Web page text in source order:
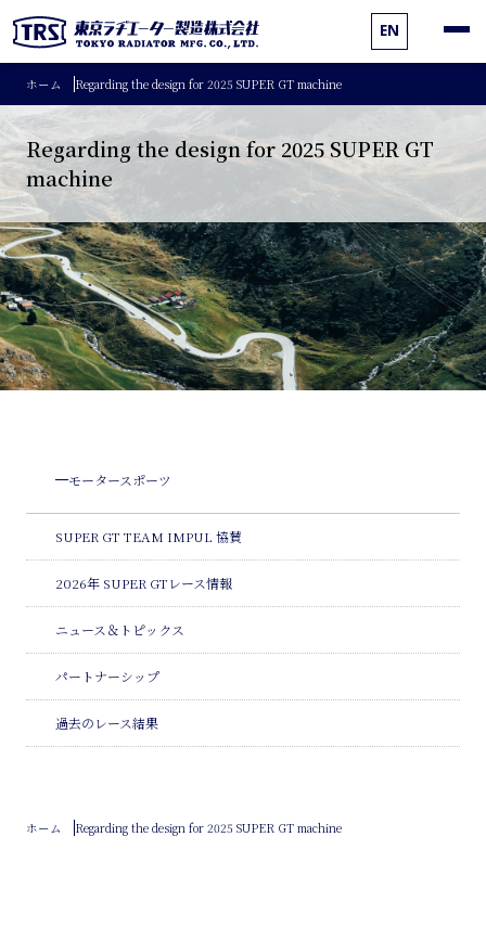
EN
ホーム Regarding the design for 2025 SUPER GT machine
Regarding the design for 2025 SUPER GT
machine
モータースポーツ
SUPER GT TEAM IMPUL 協賛
2026年 SUPER GTレース情報
ニュース＆トピックス
パートナーシップ
過去のレース結果
ホーム Regarding the design for 2025 SUPER GT machine